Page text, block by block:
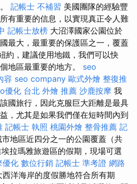
記帳士 不補習 美國團隊的經驗豐
有重要的信息，以實現真正令人難
記帳士放榜 大沼澤國家公園位於
最大，最重要的保護區之一，覆蓋
約，建議使用地鐵，我們可以快
地區最重要的地方。 seo
容 seo company 歐式外燴 整復推
優化 台北 外燴 推薦 沙鹿按摩 我
國旅行，因此克服巨大距離是最具
，尤其是如果我們僅在短時間內到
記帳士 執照 桃園外燴 整骨推薦 記
市地區近四分之一的公園覆蓋（共
拉瑪雅旅遊區的假期，現場可選
優化 數位行銷 記帳士 準考證 網路
西洋海岸的度假勝地符合所有期